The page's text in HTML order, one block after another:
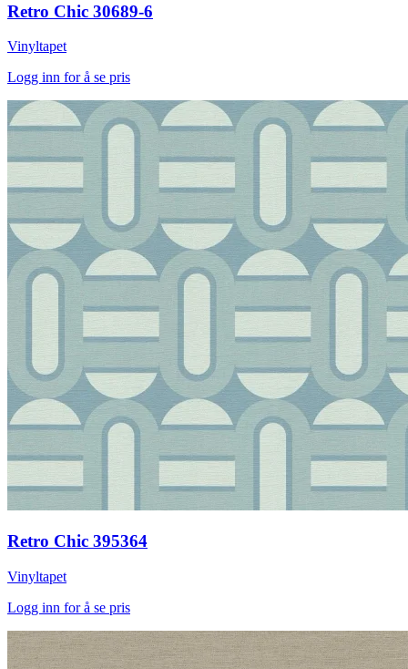
Retro Chic 30689-6
Vinyltapet
Logg inn for å se pris
Retro Chic 395364
Vinyltapet
Logg inn for å se pris